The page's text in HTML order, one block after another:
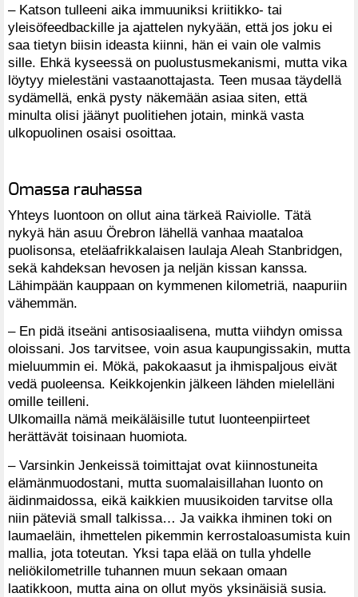
– Katson tulleeni aika immuuniksi kriitikko- tai
yleisöfeedbackille ja ajattelen nykyään, että jos joku ei
saa tietyn biisin ideas­ta kiinni, hän ei vain ole valmis
sille. Ehkä kyseessä on puolustusmekanismi, mutta vika
löytyy mielestäni vastaanottajasta. Teen musaa täydellä
sydämellä, enkä pysty näkemään asiaa siten, että
minulta olisi jäänyt puolitiehen jotain, minkä vasta
ulkopuolinen osaisi osoittaa.
Omassa rauhassa
Yhteys luontoon on ollut aina tärkeä Raiviolle. Tätä
nykyä hän asuu Örebron lähellä vanhaa maataloa
puolisonsa, eteläafrikkalaisen laulaja Aleah Stanbridgen,
sekä kahdeksan hevosen ja neljän kissan kanssa.
Lähimpään kauppaan on kymmenen kilometriä, naapuriin
vähemmän.
– En pidä itseäni antisosiaalisena, mutta viihdyn omissa
oloissani. Jos tarvitsee, voin asua kaupungissakin, mutta
mieluummin ei. Mökä, pakokaasut ja ihmispaljous eivät
vedä puoleensa. Keikkojenkin jälkeen lähden mielelläni
omille teilleni.
Ulkomailla nämä meikäläisille tutut luonteenpiirteet
herättävät toisinaan huomiota.
– Varsinkin Jenkeissä toimittajat ovat kiinnostuneita
elämänmuodostani, mutta suomalaisillahan luonto on
äidinmaidossa, eikä kaikkien muusikoiden tarvitse olla
niin päteviä small talkissa… Ja vaikka ihminen toki on
laumaeläin, ihmettelen pikemmin kerrostaloasumista kuin
mallia, jota toteutan. Yksi tapa elää on tulla yhdelle
neliökilometrille tuhannen muun sekaan omaan
laatikkoon, mutta aina on ollut myös yksinäisiä susia.